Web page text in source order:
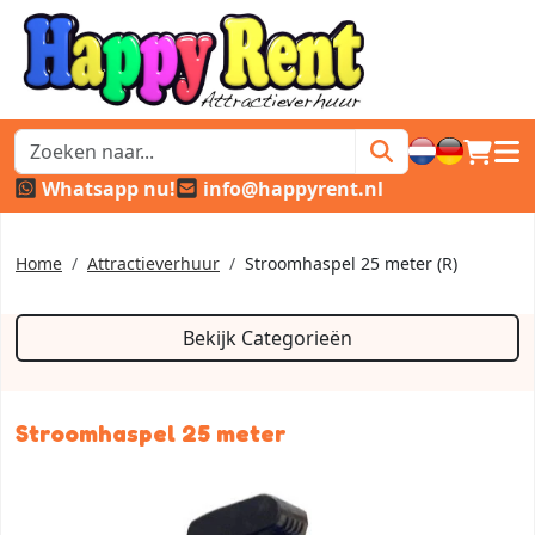
Whatsapp nu!
info@happyrent.nl
Home Attractieverhuur Stroomhaspel 25 meter (R)
Bekijk Categorieën
Stroomhaspel 25 meter